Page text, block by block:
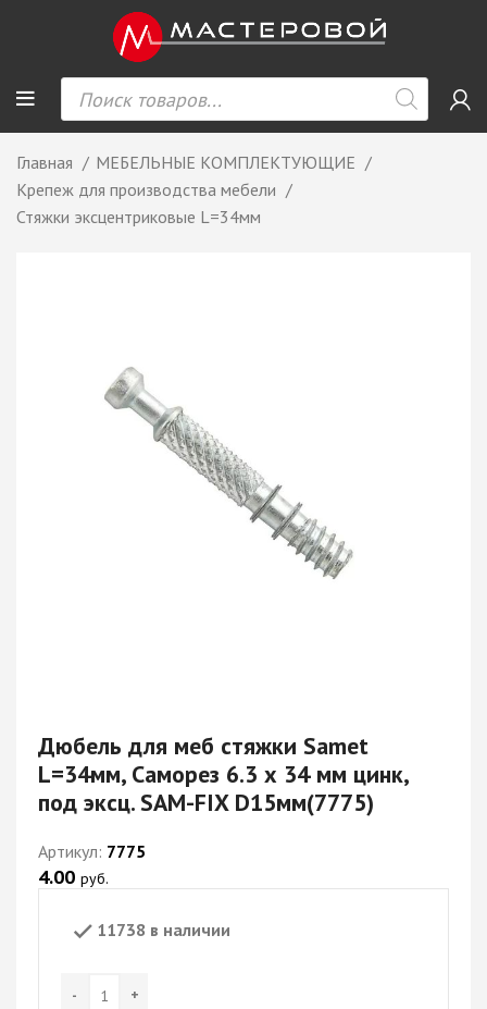
Главная
МЕБЕЛЬНЫЕ КОМПЛЕКТУЮЩИЕ
Крепеж для производства мебели
Стяжки эксцентриковые L=34мм
Дюбель для меб стяжки Samet
L=34мм, Саморез 6.3 х 34 мм цинк,
под эксц. SAM-FIX D15мм(7775)
Артикул: 7775
4.00 руб.
11738 в наличии